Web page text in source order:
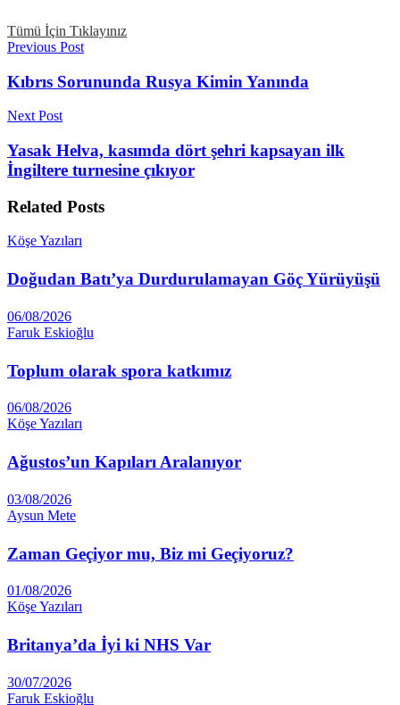
Tümü İçin Tıklayınız
Previous Post
Kıbrıs Sorununda Rusya Kimin Yanında
Next Post
Yasak Helva, kasımda dört şehri kapsayan ilk
İngiltere turnesine çıkıyor
Related Posts
Köşe Yazıları
Doğudan Batı’ya Durdurulamayan Göç Yürüyüşü
06/08/2026
Faruk Eskioğlu
Toplum olarak spora katkımız
06/08/2026
Köşe Yazıları
Ağustos’un Kapıları Aralanıyor
03/08/2026
Aysun Mete
Zaman Geçiyor mu, Biz mi Geçiyoruz?
01/08/2026
Köşe Yazıları
Britanya’da İyi ki NHS Var
30/07/2026
Faruk Eskioğlu